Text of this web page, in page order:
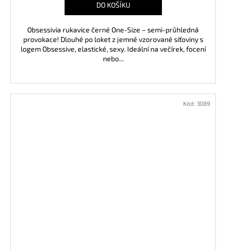
DO KOŠÍKU
Obsessivia rukavice černé One-Size – semi-průhledná
provokace! Dlouhé po loket z jemné vzorované síťoviny s
logem Obsessive, elastické, sexy. Ideální na večírek, focení
nebo...
Kód: 3089